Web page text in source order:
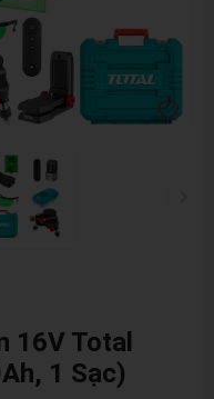
16V Total
1 Sạc)